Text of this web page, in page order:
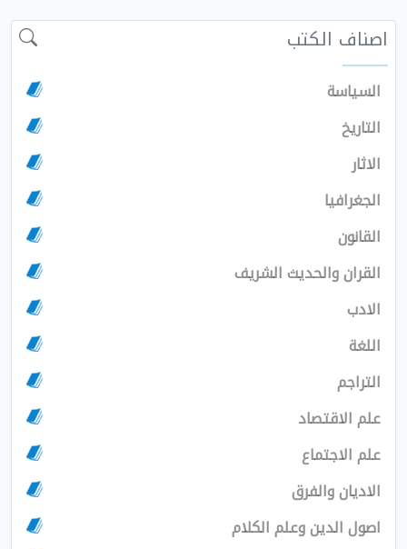
اصناف الكتب
السياسة
التاريخ
الاثار
الجغرافيا
القانون
القران والحديث الشريف
الادب
اللغة
التراجم
علم الاقتصاد
علم الاجتماع
الاديان والفرق
اصول الدين وعلم الكلام